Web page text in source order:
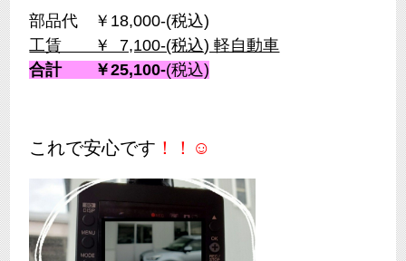
部品代 ￥18,000-(税込)
工賃 ￥ 7,100-(税込) 軽自動車
合計 ￥25,100-(税込)
これで安心です ！！☺